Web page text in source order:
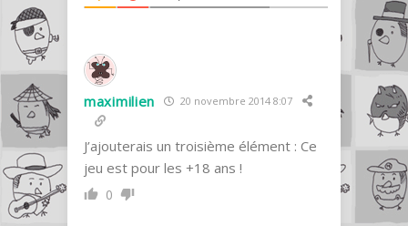
maximilien 20 novembre 2014 8:07
J’ajouterais un troisième élément : Ce
jeu est pour les +18 ans !
0